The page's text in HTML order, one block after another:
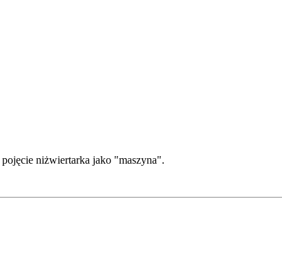
niżwiertarka jako "maszyna".